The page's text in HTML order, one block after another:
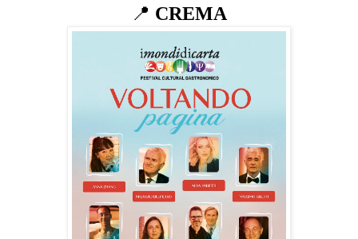
📍 CREMA